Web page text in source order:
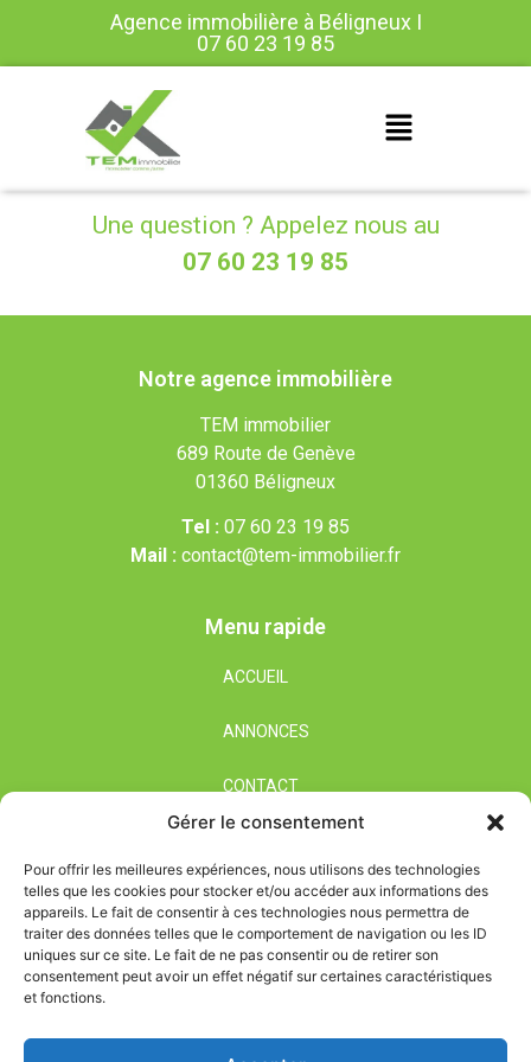
Gérer le consentement
Pour offrir les meilleures expériences, nous utilisons des technologies
telles que les cookies pour stocker et/ou accéder aux informations des
appareils. Le fait de consentir à ces technologies nous permettra de
traiter des données telles que le comportement de navigation ou les ID
uniques sur ce site. Le fait de ne pas consentir ou de retirer son
consentement peut avoir un effet négatif sur certaines caractéristiques
et fonctions.
Agence immobilière à Béligneux I
07 60 23 19 85
Une question ? Appelez nous au
07 60 23 19 85
Notre agence immobilière
TEM immobilier
689 Route de Genève
01360 Béligneux
Tel : 07 60 23 19 85
Mail : contact@tem-immobilier.fr
Menu rapide
ACCUEIL
ANNONCES
CONTACT
Du Lundi au Samedi
De 09h00 à 12h00
De 14h00 à 19h00